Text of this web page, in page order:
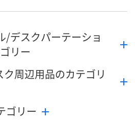
/デスクパーテーショ
リー
周辺用品のカテゴリ
ゴリー